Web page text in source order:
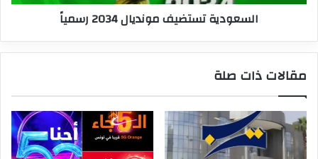
السعودية تستضيف مونديال 2034 رسمياً
مقالات ذات صلة